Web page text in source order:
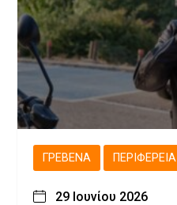
ΓΡΕΒΕΝΆ ΠΕΡΙΦΈΡΕΙΑ
29 Ιουνίου 2026